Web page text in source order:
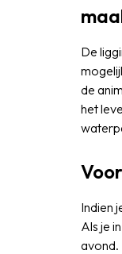
De
de
het
Indien
Als je
avond.